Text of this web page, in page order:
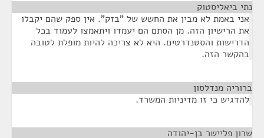
נתי ביאליסטוק
אני באמת לא מבין את החשש של "בזק". אין ספק שהם יקבלו
את הרישיון הזה. מן הסתם הם יעמדו ויתאמצו לעמוד בכל
הדרישות והסטנדרטים. היא לא צריכה להיות מופלת לטובה
בהקשר הזה.
ברוריה מנדלסון
להדגיש כי זו מדיניות המשרד.
שרון פליישר בן-יהודה